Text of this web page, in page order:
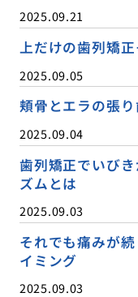
2025.09.21
上だけの歯列矯
2025.09.05
頬骨とエラの張
2025.09.04
歯列矯正でいび
ズムとは
2025.09.03
それでも痛みが
イミング
2025.09.03